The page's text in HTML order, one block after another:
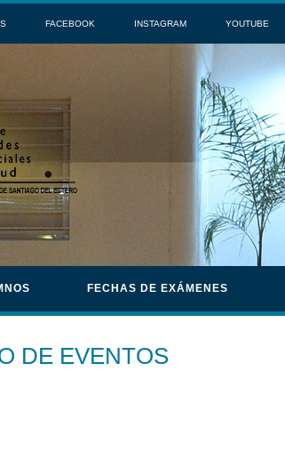
FACEBOOK INSTAGRAM YOUTUBE
FECHAS DE EXÁMENES
DE EVENTOS